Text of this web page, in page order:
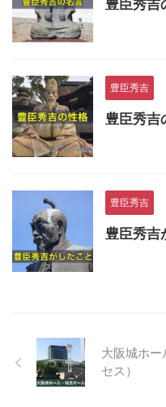
豊臣秀吉
豊臣秀吉
豊臣秀吉
豊臣秀吉
豊臣秀吉
大阪城ホー
セス）